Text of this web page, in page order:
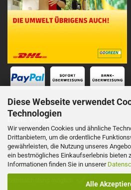
Diese Webseite verwendet
Technologien
Wir verwenden Cookies und ähnliche
Drittanbietern, um die ordentliche
gewährleisten, die Nutzung unseres
ein bestmögliches Einkaufserlebnis bieten
Informationen finden Sie in unserer
Alle
DEINE VORTEILE
Schnelle Lieferung
Persönliche Telefonberatung